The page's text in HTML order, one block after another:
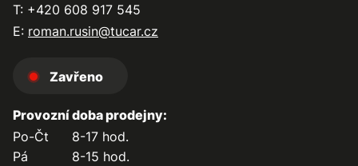
T: +420 608 917 545
E: roman.rusin@tucar.cz
Zavřeno
Provozní doba prodejny:
Po-Čt
8-17 hod.
Pá
8-15 hod.